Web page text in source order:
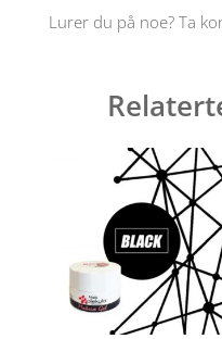
Lurer du på noe? Ta